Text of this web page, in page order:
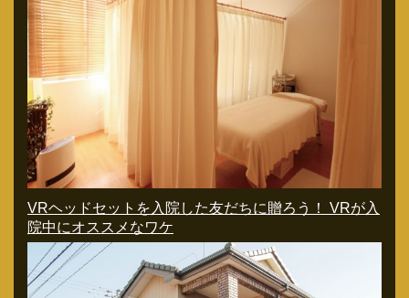
VRヘッドセットを入院した友だちに贈ろう！ VRが入
院中にオススメなワケ